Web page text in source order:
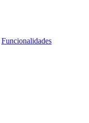
Funcionalidades